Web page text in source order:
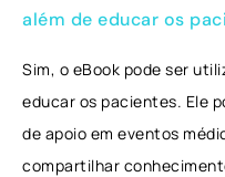
além de educar os
Sim, o eBook pode ser
educar os pacientes. Ele
de apoio em eventos
compartilhar